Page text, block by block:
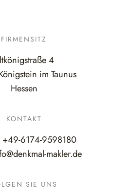
FIRMENSITZ
4
im Taunus
Hessen
KONTAKT
+49-6174-9598180
makler.de
SIE UNS